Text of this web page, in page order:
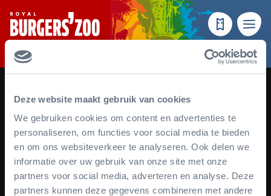
Deze website maakt gebruik van cookies
We gebruiken cookies om content en advertenties te
personaliseren, om functies voor social media te bieden
en om ons websiteverkeer te analyseren. Ook delen we
informatie over uw gebruik van onze site met onze
partners voor social media, adverteren en analyse. Deze
partners kunnen deze gegevens combineren met andere
- Homepage
Make aMenu
FacebookInstagramYouTubeTikTok Newsletter